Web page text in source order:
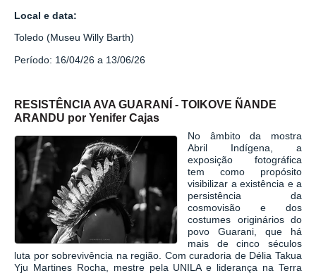
Local e data:
Toledo (Museu Willy Barth)
Período: 16/04/26 a 13/06/26
RESISTÊNCIA AVA GUARANÍ - TOIKOVE ÑANDE
ARANDU por Yenifer Cajas
No âmbito da mostra
Abril Indígena, a
exposição fotográfica
tem como propósito
visibilizar a existência e a
persistência da
cosmovisão e dos
costumes originários do
povo Guarani, que há
mais de cinco séculos
luta por sobrevivência na região. Com curadoria de Délia Takua
Yju Martines Rocha, mestre pela UNILA e liderança na Terra